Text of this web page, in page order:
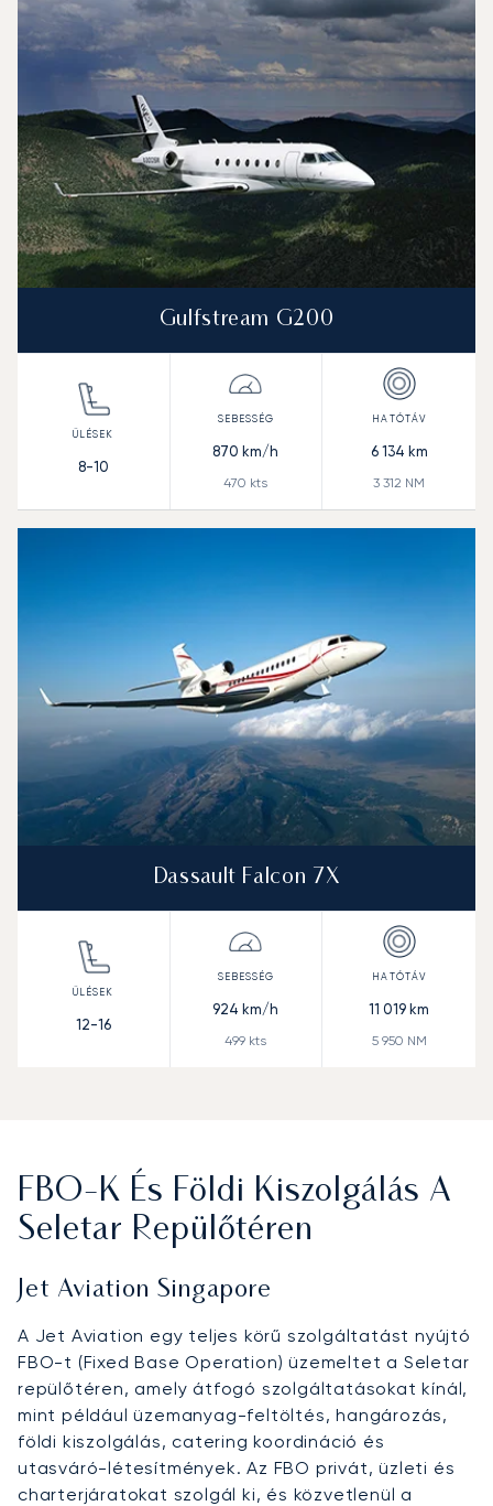
Gulfstream G200
8-10
870 km/h
470 kts
6 134 km
3 312 NM
Dassault Falcon 7X
12-16
924 km/h
499 kts
11 019 km
5 950 NM
FBO-K És Földi Kiszolgálás A
Seletar Repülőtéren
Jet Aviation Singapore
A Jet Aviation egy teljes körű szolgáltatást nyújtó
FBO-t (Fixed Base Operation) üzemeltet a Seletar
repülőtéren, amely átfogó szolgáltatásokat kínál,
mint például üzemanyag-feltöltés, hangározás,
földi kiszolgálás, catering koordináció és
utasváró-létesítmények. Az FBO privát, üzleti és
charterjáratokat szolgál ki, és közvetlenül a